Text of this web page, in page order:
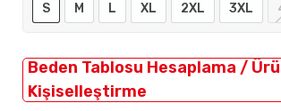
S
M L XL 2XL 3XL
Beden Tablosu Hesaplama /
Kişiselleştirme